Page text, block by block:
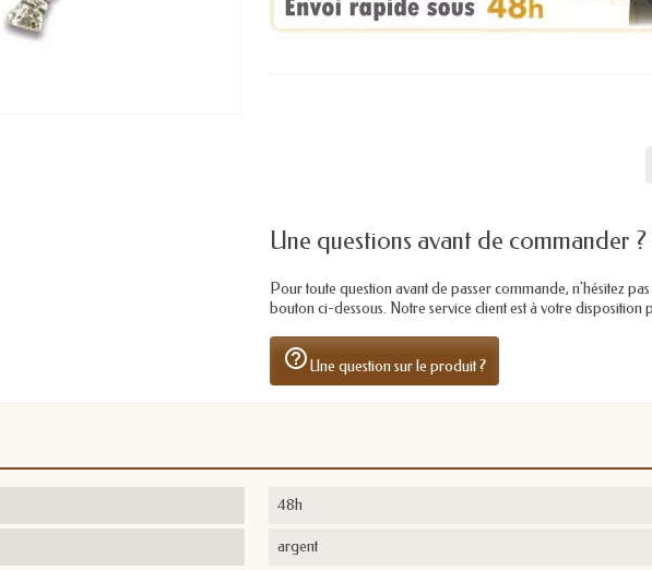
Une questions avant de commander ?
Pour toute question avant de passer commande, n'hésitez
bouton ci-dessous. Notre service client est à votre disposition
help_outlineUne question sur le produit ?
48h
argent